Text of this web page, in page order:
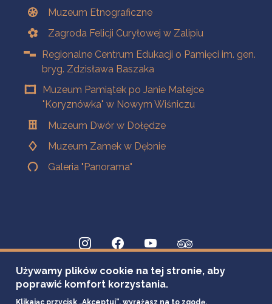
Muzeum Etnograficzne
Zagroda Felicji Curyłowej w Zalipiu
Regionalne Centrum Edukacji o Pamięci im. gen.
bryg. Zdzisława Baszaka
Muzeum Pamiątek po Janie Matejce
"Koryznówka" w Nowym Wiśniczu
Muzeum Dwór w Dołędze
Muzeum Zamek w Dębnie
Galeria "Panorama"
Używamy plików cookie na tej stronie, aby
poprawić komfort korzystania.
Klikając przycisk „Akceptuj”, wyrażasz na to zgodę.